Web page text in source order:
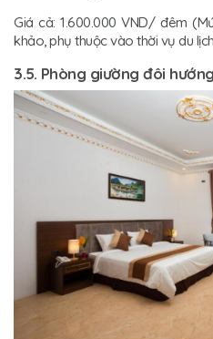
Giá cả: 1.600.000 VND/ đêm
khảo, phụ thuộc vào thời vụ du
3.5. Phòng giường đôi